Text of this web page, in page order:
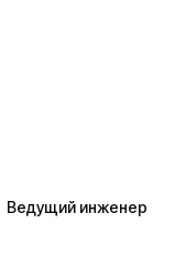
Ведущий инженер